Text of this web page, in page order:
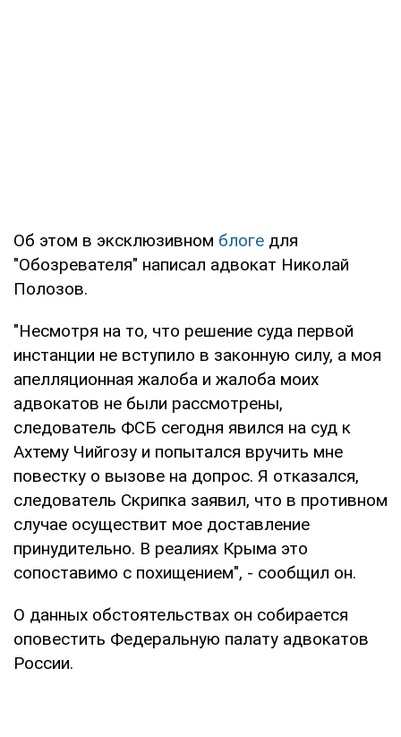
Об этом в эксклюзивном блоге для
"Обозревателя" написал адвокат Николай
Полозов.
"Несмотря на то, что решение суда первой
инстанции не вступило в законную силу, а моя
апелляционная жалоба и жалоба моих
адвокатов не были рассмотрены,
следователь ФСБ сегодня явился на суд к
Ахтему Чийгозу и попытался вручить мне
повестку о вызове на допрос. Я отказался,
следователь Скрипка заявил, что в противном
случае осуществит мое доставление
принудительно. В реалиях Крыма это
сопоставимо с похищением", - сообщил он.
О данных обстоятельствах он собирается
оповестить Федеральную палату адвокатов
России.